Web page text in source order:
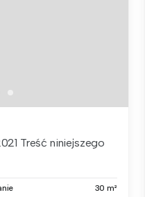
Treść niniejszego
30 m²